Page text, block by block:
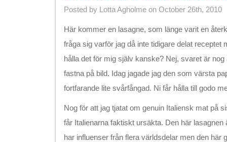
Posted by Lotta Agholme on October 26th, 2010
Här kommer en lasagne, som länge varit en
fråga sig varför jag då inte tidigare delat receptet
hålla det för mig själv kanske? Nej, svaret är
fastna på bild. Idag jagade jag den som värsta
fortfarande lite svårfångad. Ni får hålla till godo
Nog för att jag tjatat om genuin Italiensk mat på
får Italienarna faktiskt ursäkta. Den här lasagnen
har influenser från flera världsdelar men den här